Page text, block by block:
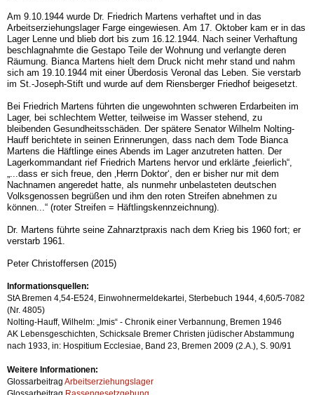
Am 9.10.1944 wurde Dr. Friedrich Martens verhaftet und in das
Arbeitserziehungslager Farge eingewiesen. Am 17. Oktober kam er in das
Lager Lenne und blieb dort bis zum 16.12.1944. Nach seiner Verhaftung
beschlagnahmte die Gestapo Teile der Wohnung und verlangte deren
Räumung. Bianca Martens hielt dem Druck nicht mehr stand und nahm
sich am 19.10.1944 mit einer Überdosis Veronal das Leben. Sie verstarb
im St.-Jo­seph-Stift und wurde auf dem Riensberger Friedhof beigesetzt.
Bei Friedrich Martens führten die ungewohnten schweren Erdarbeiten im
Lager, bei schlechtem Wetter, teilweise im Wasser stehend, zu
bleibenden Gesundheitsschäden. Der spätere Senator Wilhelm Nolting-
Hauff berichtete in seinen Erinnerungen, dass nach dem Tode Bianca
Martens die Häftlinge eines Abends im Lager anzutreten hatten. Der
Lagerkommandant rief Friedrich Martens hervor und erklärte „feierlich“,
„...dass er sich freue, den ‚Herrn Doktor‘, den er bisher nur mit dem
Nachnamen angeredet hat­te, als nunmehr unbelasteten deutschen
Volksgenossen begrüßen und ihm den roten Streifen abnehmen zu
können...“ (roter Streifen = Häftlingskennzeichnung).
Dr. Martens führte seine Zahnarztpraxis nach dem Krieg bis 1960 fort; er
verstarb 1961.
Peter Christoffersen (2015)
Informationsquellen:
StA Bremen 4,54-E524, Einwohnermeldekartei, Sterbebuch 1944, 4,60/5-7082
(Nr. 4805)
Nolting-Hauff, Wilhelm: „Imis“ - Chronik einer Verbannung, Bremen 1946
AK Lebensgeschichten, Schicksale Bremer Christen jüdischer Abstammung
nach 1933, in: Hospitium Ecclesiae, Band 23, Bremen 2009 (2.A.), S. 90/91
Weitere Informationen:
Glossarbeitrag Arbeitserziehungslager